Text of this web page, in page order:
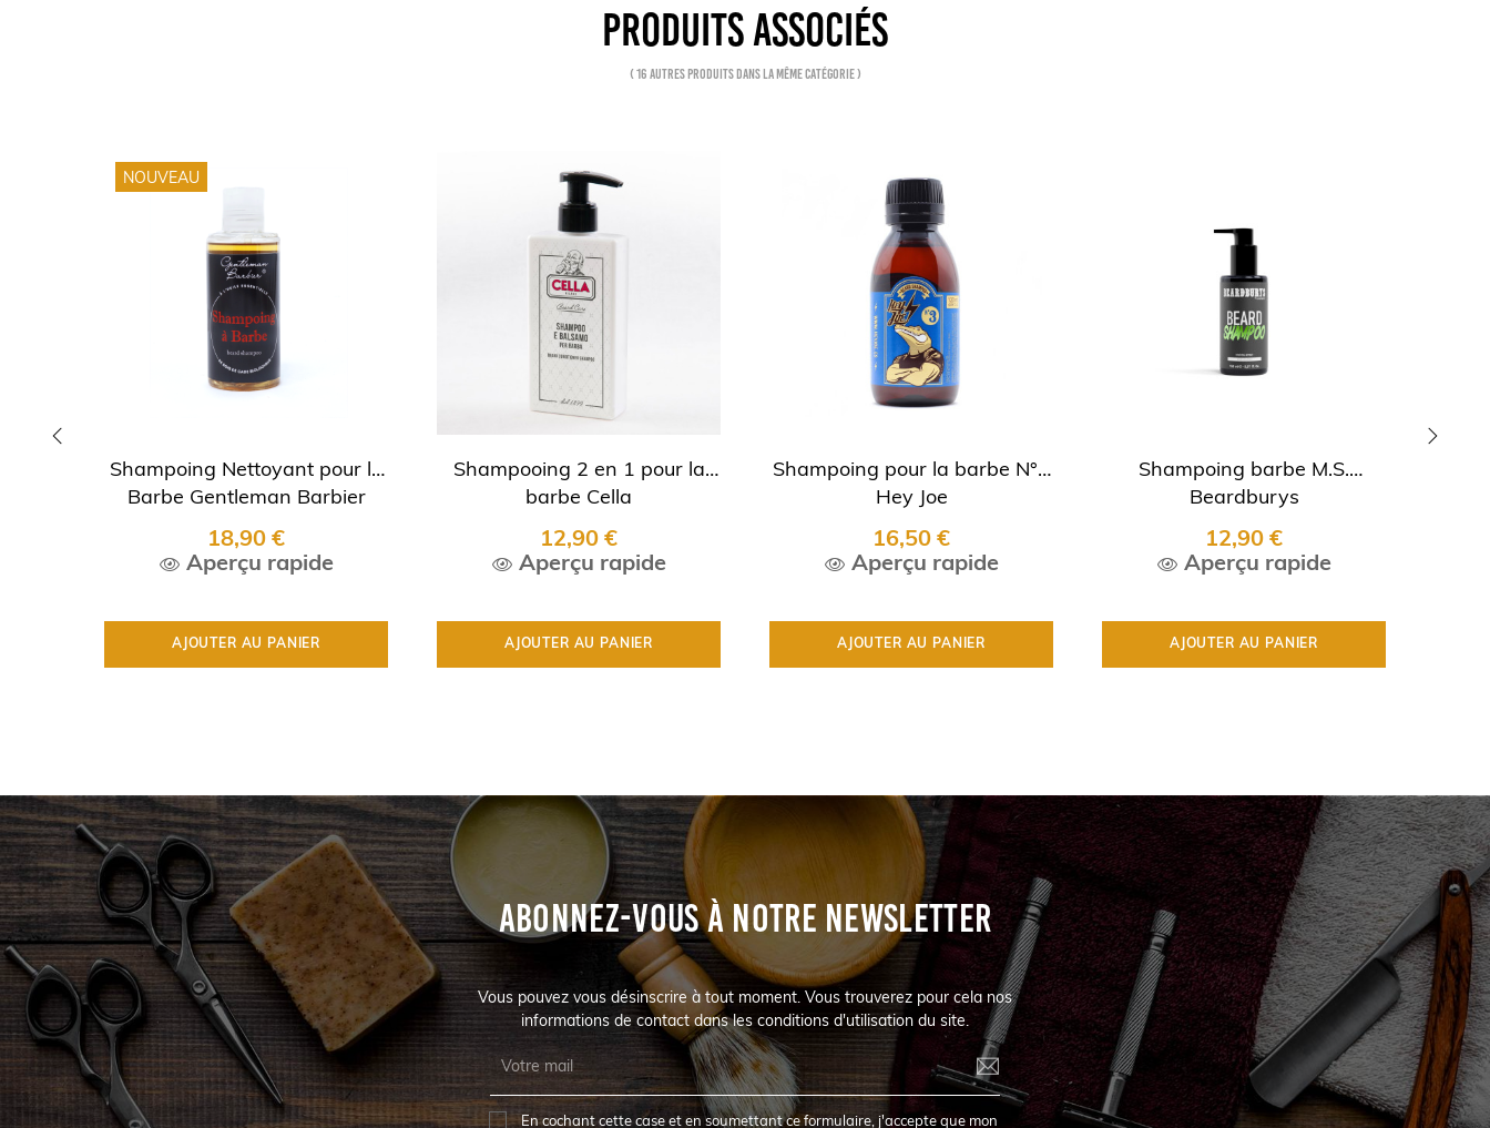
PRODUITS ASSOCIÉS
( 16 autres produits dans la même catégorie )
NOUVEAU
Shampoing Nettoyant pour la
Barbe Gentleman Barbier
18,90 €
Aperçu rapide
AJOUTER AU PANIER
Shampooing 2 en 1 pour la
barbe Cella
12,90 €
Aperçu rapide
AJOUTER AU PANIER
Shampoing pour la barbe N°3
Hey Joe
16,50 €
Aperçu rapide
AJOUTER AU PANIER
Shampoing barbe M.S.
Beardburys
12,90 €
Aperçu rapide
AJOUTER AU PANIER
ABONNEZ-VOUS À NOTRE NEWSLETTER
Vous pouvez vous désinscrire à tout moment. Vous trouverez pour cela nos
informations de contact dans les conditions d'utilisation du site.
En cochant cette case et en soumettant ce formulaire, j'accepte que mon